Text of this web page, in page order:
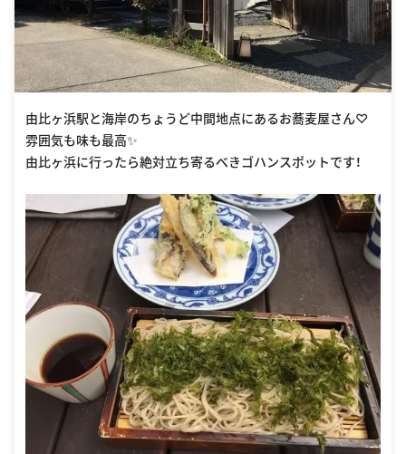
由比ヶ浜駅と海岸のちょうど中間地点にあるお蕎麦屋さん♡
雰囲気も味も最高✨
由比ヶ浜に行ったら絶対立ち寄るべきゴハンスポットです！